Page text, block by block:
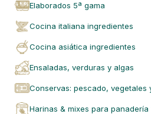
elaborados 5ª gama
cocina italiana ingredientes
cocina asiática ingredientes
ensaladas, verduras y algas
conservas: pescado, vegetales
harinas & mixes para